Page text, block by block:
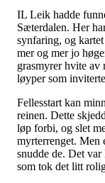
IL Leik hadde
Sæterdalen. Her
synfaring, og
mer og mer jo
grasmyrer hvite av
løyper som
Fellesstart kan
reinen. Dette
løp forbi, og slet
myrterrenget. Men
snudde de. Det
som tok det litt